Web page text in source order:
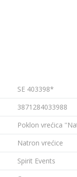
SE 403398*
3871284033988
Poklon vrećica
Natron vrećice
Spirit Events